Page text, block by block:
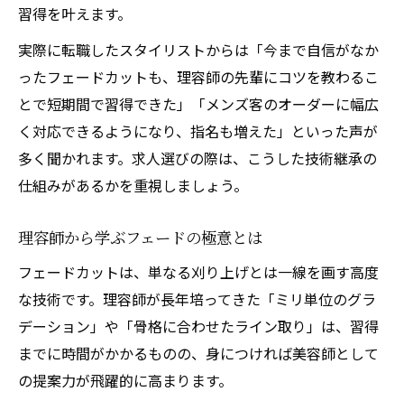
習得を叶えます。
実際に転職したスタイリストからは「今まで自信がなか
ったフェードカットも、理容師の先輩にコツを教わるこ
とで短期間で習得できた」「メンズ客のオーダーに幅広
く対応できるようになり、指名も増えた」といった声が
多く聞かれます。求人選びの際は、こうした技術継承の
仕組みがあるかを重視しましょう。
理容師から学ぶフェードの極意とは
フェードカットは、単なる刈り上げとは一線を画す高度
な技術です。理容師が長年培ってきた「ミリ単位のグラ
デーション」や「骨格に合わせたライン取り」は、習得
までに時間がかかるものの、身につければ美容師として
の提案力が飛躍的に高まります。